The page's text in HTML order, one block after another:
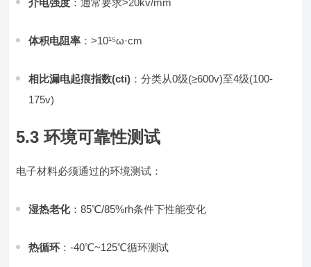
介电强度 ：通常要求>20kv/mm
体积电阻率 ：>10¹⁵ω·cm
相比漏电起痕指数(cti) ：分类从0级(≥600v)至4级(100-
175v)
5.3 环境可靠性测试
电子材料必须通过的环境测试：
湿热老化：85℃/85%rh条件下性能变化
热循环：-40℃~125℃循环测试